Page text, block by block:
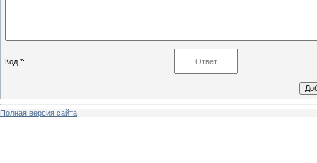
Код *:
Полная версия сайта